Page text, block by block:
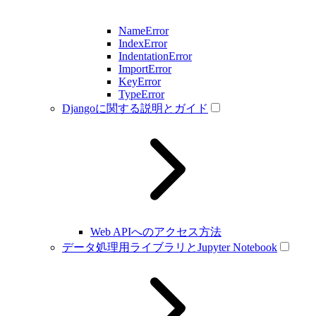
NameError
IndexError
IndentationError
ImportError
KeyError
TypeError
Djangoに関する説明とガイド
Web APIへのアクセス方法
データ処理用ライブラリとJupyter Notebook